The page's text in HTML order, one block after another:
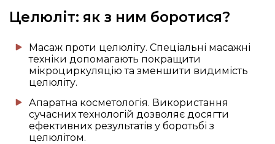
Целюліт: як з ним боротися?
Масаж проти целюліту. Спеціальні масажні
техніки допомагають покращити
мікроциркуляцію та зменшити видимість
целюліту.
Апаратна косметологія. Використання
сучасних технологій дозволяє досягти
ефективних результатів у боротьбі з
целюлітом.